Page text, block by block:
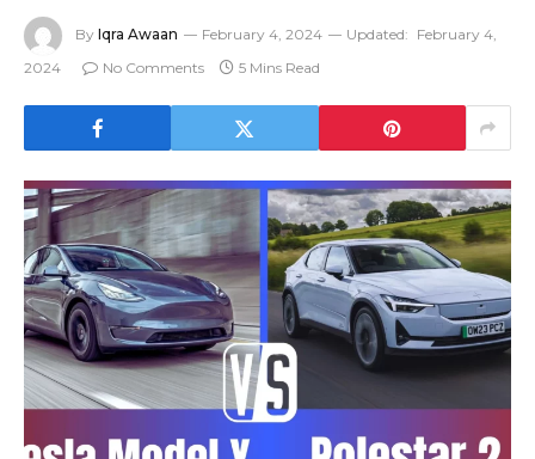
By Iqra Awaan February 4, 2024 Updated: February 4,
2024
No Comments 5 Mins Read